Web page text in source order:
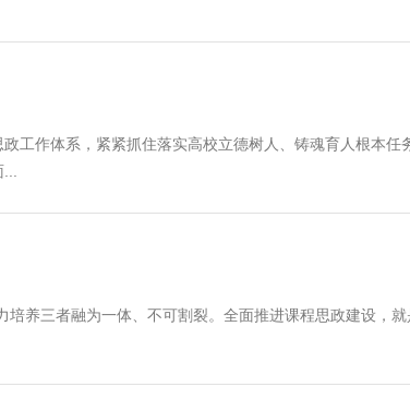
工作体系，紧紧抓住落实高校立德树人、铸魂育人根
养三者融为一体、不可割裂。全面推进课程思政建设，